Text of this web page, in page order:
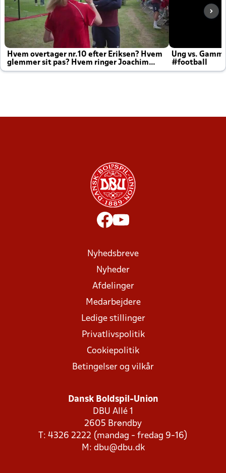
Hvem overtager nr.10 efter Eriksen? Hvem
glemmer sit pas? Hvem ringer Joachim
altid til efter kampe?
Ung vs.
#football
Nyhedsbreve
Nyheder
Afdelinger
Medarbejdere
Ledige stillinger
Privatlivspolitik
Cookiepolitik
Betingelser og vilkår
Dansk Boldspil-Union
DBU Allé 1
2605 Brøndby
T: 4326 2222 (mandag - fredag 9-16)
M: dbu@dbu.dk